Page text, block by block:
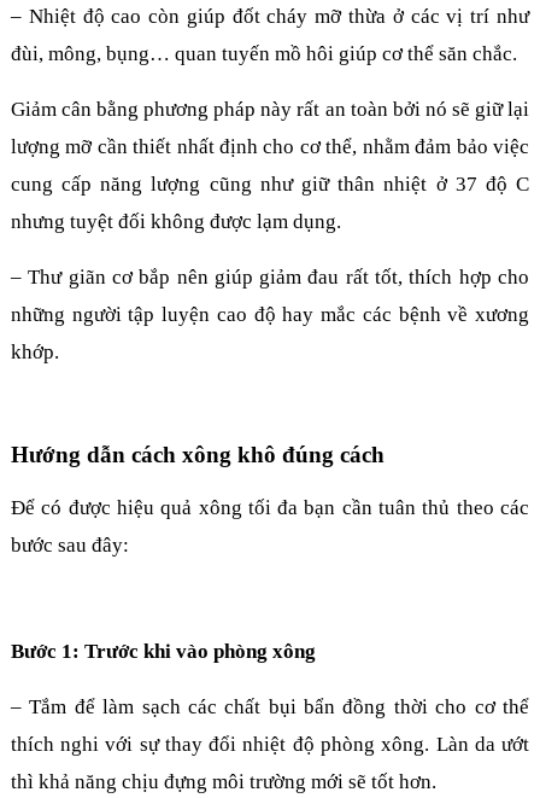
– Nhiệt độ cao còn giúp đốt cháy mỡ thừa ở các vị trí như
đùi, mông, bụng… quan tuyến mồ hôi giúp cơ thể săn chắc.
Giảm cân bằng phương pháp này rất an toàn bởi nó sẽ giữ lại
lượng mỡ cần thiết nhất định cho cơ thể, nhằm đảm bảo việc
cung cấp năng lượng cũng như giữ thân nhiệt ở 37 độ C
nhưng tuyệt đối không được lạm dụng.
– Thư giãn cơ bắp nên giúp giảm đau rất tốt, thích hợp cho
những người tập luyện cao độ hay mắc các bệnh về xương
khớp.
Hướng dẫn cách xông khô đúng cách
Để có được hiệu quả xông tối đa bạn cần tuân thủ theo các
bước sau đây:
Bước 1: Trước khi vào phòng xông
– Tắm để làm sạch các chất bụi bẩn đồng thời cho cơ thể
thích nghi với sự thay đổi nhiệt độ phòng xông. Làn da ướt
thì khả năng chịu đựng môi trường mới sẽ tốt hơn.